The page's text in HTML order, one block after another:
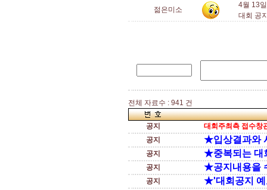
젊은미소
4월 13
대회 공
전체 자료수 : 941 건
공지
대회주최측 접수창
공지
★입상결과와
공지 ★중복되는 대
공지 ★공지내용을
공지 ★'대회공지 예